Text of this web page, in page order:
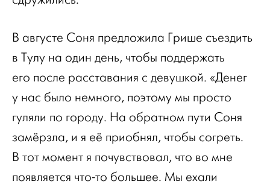
В августе Соня предложила Грише съездить
в Тулу на один день, чтобы поддержать
его после расставания с девушкой. «Денег
у нас было немного, поэтому мы просто
гуляли по городу. На обратном пути Соня
замёрзла, и я её приобнял, чтобы согреть.
В тот момент я почувствовал, что во мне
появляется что-то большее. Мы ехали